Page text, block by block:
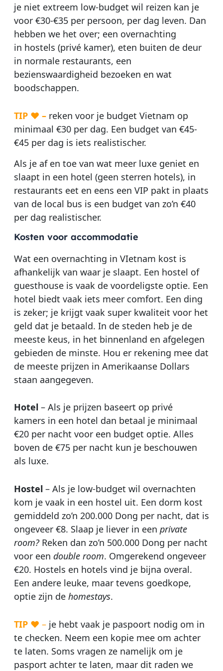
je niet extreem low-budget wil reizen kan je
voor €30-€35 per persoon, per dag leven. Dan
hebben we het over; een overnachting
in hostels (privé kamer), eten buiten de deur
in normale restaurants, een
bezienswaardigheid bezoeken en wat
boodschappen.
TIP ♥ – reken voor je budget Vietnam op
minimaal €30 per dag. Een budget van €45-
€45 per dag is iets realistischer.
Als je af en toe van wat meer luxe geniet en
slaapt in een hotel (geen sterren hotels), in
restaurants eet en eens een VIP pakt in plaats
van de local bus is een budget van zo’n €40
per dag realistischer.
Kosten voor accommodatie
Wat een overnachting in VIetnam kost is
afhankelijk van waar je slaapt. Een hostel of
guesthouse is vaak de voordeligste optie. Een
hotel biedt vaak iets meer comfort. Een ding
is zeker; je krijgt vaak super kwaliteit voor het
geld dat je betaald. In de steden heb je de
meeste keus, in het binnenland en afgelegen
gebieden de minste. Hou er rekening mee dat
de meeste prijzen in Amerikaanse Dollars
staan aangegeven.
Hotel – Als je prijzen baseert op privé
kamers in een hotel dan betaal je minimaal
€20 per nacht voor een budget optie. Alles
boven de €75 per nacht kun je beschouwen
als luxe.
Hostel – Als je low-budget wil overnachten
kom je vaak in een hostel uit. Een dorm kost
gemiddeld zo’n 200.000 Dong per nacht, dat is
ongeveer €8. Slaap je liever in een private
room? Reken dan zo’n 500.000 Dong per nacht
voor een double room. Omgerekend ongeveer
€20. Hostels en hotels vind je bijna overal.
Een andere leuke, maar tevens goedkope,
optie zijn de homestays.
TIP♥ –je hebt vaak je paspoort nodig om in
te checken. Neem een kopie mee om achter
te laten. Soms vragen ze namelijk om je
pasport achter te laten, maar dit raden we